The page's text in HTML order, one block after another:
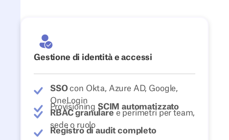
Gestione di identità e accessi
SSOcon Okta, Azure AD, Google,
OneLogin
Provisioning SCIM automatizzato
RBAC granulare e perimetri per team,
sede o ruolo
Registro di audit completo